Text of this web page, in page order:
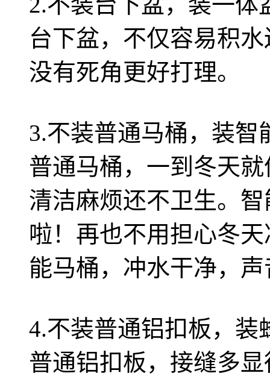
台下盆，不仅容易积
没有死角更好打理。
3.不装普通马桶，装智
普通马桶，一到冬天
清洁麻烦还不卫生。
啦！再也不用担心冬
能马桶，冲水干净，
4.不装普通铝扣板，装
普通铝扣板，接缝多